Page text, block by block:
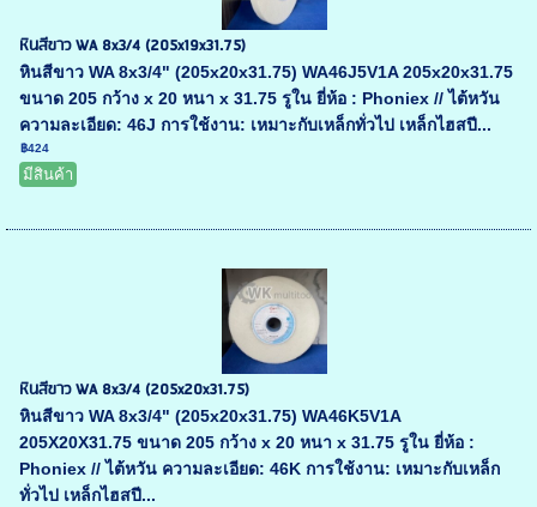
หินสีขาว WA 8x3/4 (205x19x31.75)
หินสีขาว WA 8x3/4" (205x20x31.75) WA46J5V1A 205x20x31.75
ขนาด 205 กว้าง x 20 หนา x 31.75 รูใน ยี่ห้อ : Phoniex // ไต้หวัน
ความละเอียด: 46J การใช้งาน: เหมาะกับเหล็กทั่วไป เหล็กไฮสปี...
฿424
มีสินค้า
หินสีขาว WA 8x3/4 (205x20x31.75)
หินสีขาว WA 8x3/4" (205x20x31.75) WA46K5V1A
205X20X31.75 ขนาด 205 กว้าง x 20 หนา x 31.75 รูใน ยี่ห้อ :
Phoniex // ไต้หวัน ความละเอียด: 46K การใช้งาน: เหมาะกับเหล็ก
ทั่วไป เหล็กไฮสปี...